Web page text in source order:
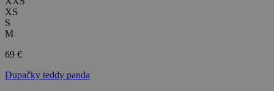
XS
S
M
69 €
Dupačky teddy panda